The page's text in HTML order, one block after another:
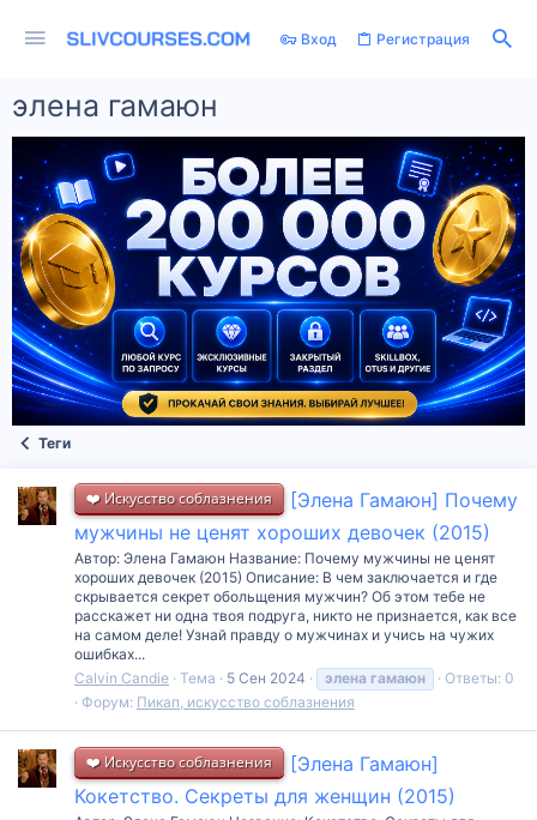
Вход Регистрация
элена гамаюн
Теги
❤️ Искусство соблазнения
[Элена Гамаюн] Почему
мужчины не ценят хороших девочек (2015)
Автор: Элена Гамаюн Название: Почему мужчины не ценят
хороших девочек (2015) Описание: В чем заключается и где
скрывается секрет обольщения мужчин? Об этом тебе не
расскажет ни одна твоя подруга, никто не признается, как все
на самом деле! Узнай правду о мужчинах и учись на чужих
ошибках...
Calvin Candie Тема 5 Сен 2024 элена гамаюн
Ответы: 0
Форум: Пикап, искусство соблазнения
❤️ Искусство соблазнения
[Элена Гамаюн]
Кокетство. Секреты для женщин (2015)